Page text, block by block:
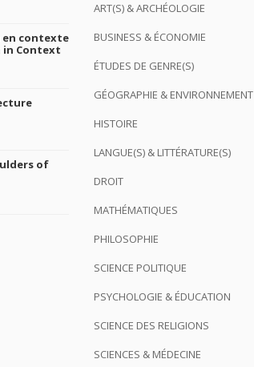
en contexte
in Context
of
ART(S) & ARCHÉOLOGIE
BUSINESS & ÉCONOMIE
ÉTUDES DE GENRE(S)
GÉOGRAPHIE & ENVIRONNEMENT
HISTOIRE
LANGUE(S) & LITTÉRATURE(S)
DROIT
MATHÉMATIQUES
PHILOSOPHIE
SCIENCE POLITIQUE
PSYCHOLOGIE & ÉDUCATION
SCIENCE DES RELIGIONS
SCIENCES & MÉDECINE